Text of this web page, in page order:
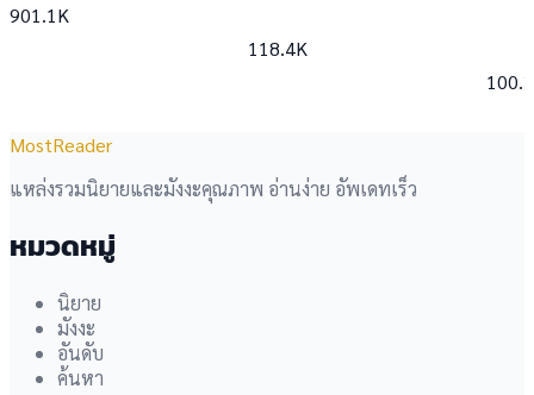
901.1K
118.4K
MostReader
แหล่งรวมนิยายและมังงะคุณภาพ อ่านง่าย อัพเดทเร็ว
หมวดหมู่
นิยาย
มังงะ
อันดับ
ค้นหา